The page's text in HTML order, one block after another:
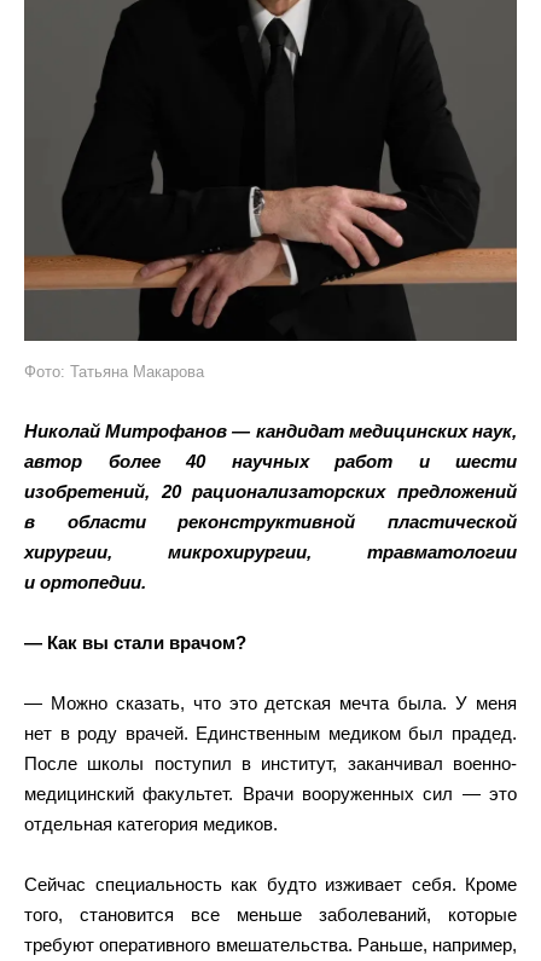
Фото: Татьяна Макарова
Николай Митрофанов — кандидат медицинских наук,
автор более 40 научных работ и шести
изобретений, 20 рационализаторских предложений
в области реконструктивной пластической
хирургии, микрохирургии, травматологии
и ортопедии.
— Как вы стали врачом?
— Можно сказать, что это детская мечта была. У меня
нет в роду врачей. Единственным медиком был прадед.
После школы поступил в институт, заканчивал военно-
медицинский факультет. Врачи вооруженных сил — это
отдельная категория медиков.
Сейчас специальность как будто изживает себя. Кроме
того, становится все меньше заболеваний, которые
требуют оперативного вмешательства. Раньше, например,